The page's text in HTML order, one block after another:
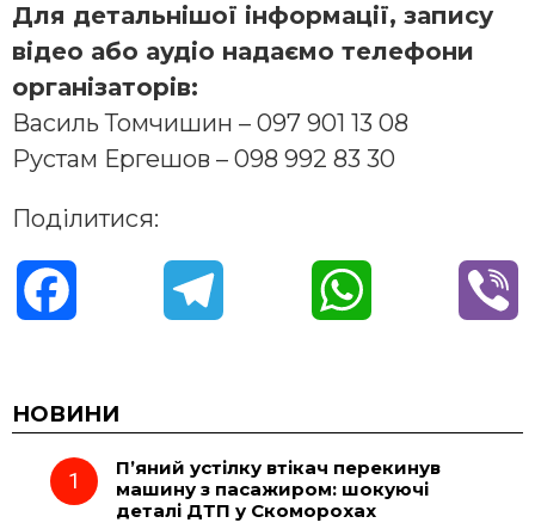
Для детальнішої інформації, запису
відео або аудіо надаємо телефони
організаторів:
Василь Томчишин – 097 901 13 08
Рустам Ергешов – 098 992 83 30
Поділитися:
c
e e t
НОВИНИ
П’яний устілку втікач перекинув
машину з пасажиром: шокуючі
деталі ДТП у Скоморохах